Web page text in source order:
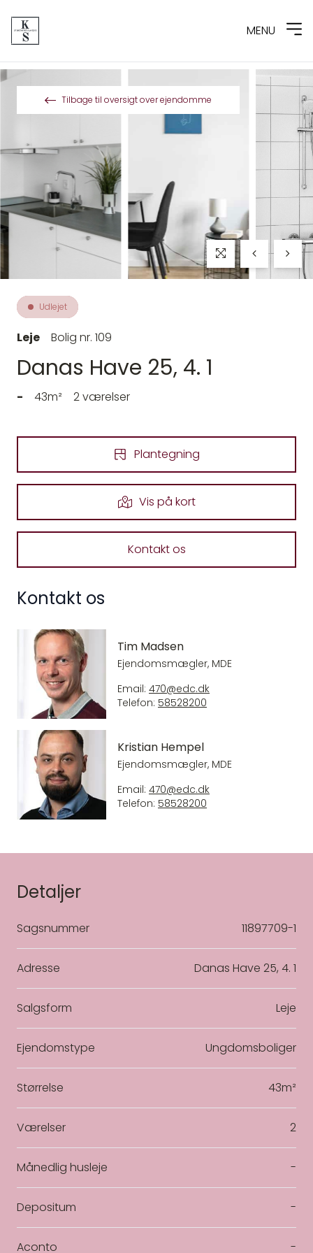
Spring til indhold
MENU
Tilbage til oversigt over ejendomme
Udlejet
Leje Bolig nr. 109
Danas Have 25, 4. 1
- 43m² 2 værelser
Plantegning
Vis på kort
Kontakt os
Kontakt os
Tim Madsen
Ejendomsmægler, MDE
Email: 470@edc.dk
Telefon: 58528200
Kristian Hempel
Ejendomsmægler, MDE
Email: 470@edc.dk
Telefon: 58528200
Detaljer
Sagsnummer 11897709-1
Adresse Danas Have 25, 4. 1
Salgsform Leje
Ejendomstype Ungdomsboliger
Størrelse 43m²
Værelser 2
Månedlig husleje -
Depositum -
Aconto -